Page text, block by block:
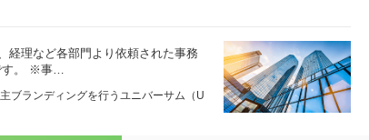
経理など各部門より依頼された事務
す。 ※事…
ブランディングを行うユニバーサム（U